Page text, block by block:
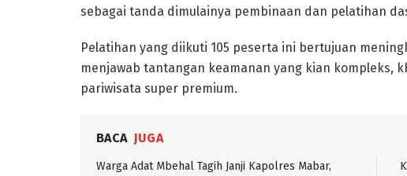
sebagai tanda dimulainya pembinaan dan pelatihan
Pelatihan yang diikuti 105 peserta ini bertujuan
menjawab tantangan keamanan yang kian kompleks,
pariwisata super premium.
BACA JUGA
Warga Adat Mbehal Tagih Janji Kapolres Mabar,